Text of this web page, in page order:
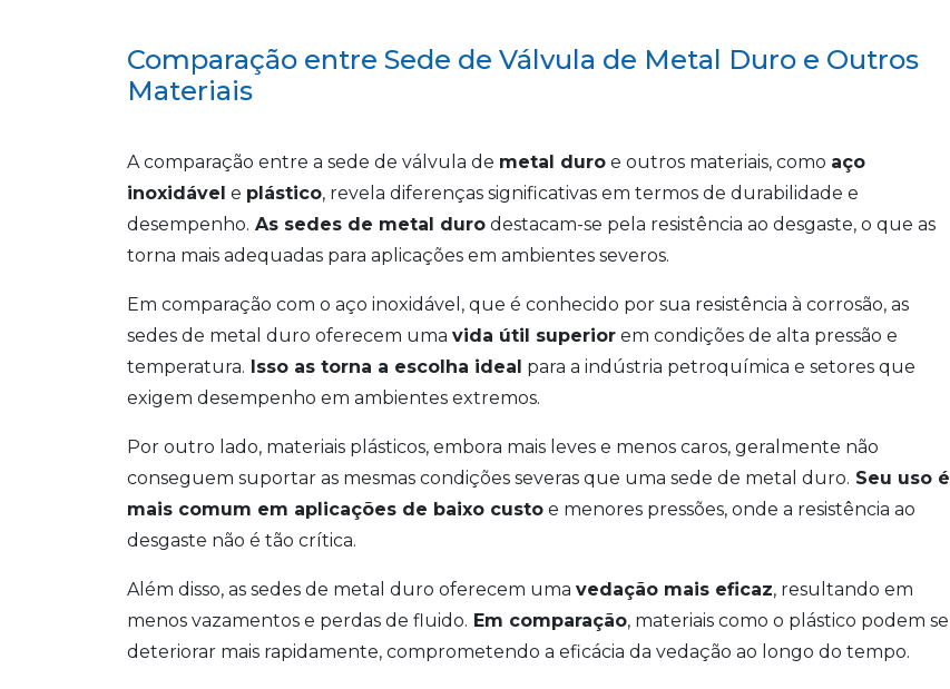
Comparação entre Sede de Válvula de Metal Duro e Outros
Materiais
A comparação entre a sede de válvula de metal duro e outros materiais, como aço
inoxidável e plástico, revela diferenças significativas em termos de durabilidade e
desempenho. As sedes de metal duro destacam-se pela resistência ao desgaste, o que as
torna mais adequadas para aplicações em ambientes severos.
Em comparação com o aço inoxidável, que é conhecido por sua resistência à corrosão, as
sedes de metal duro oferecem uma vida útil superior em condições de alta pressão e
temperatura. Isso as torna a escolha ideal para a indústria petroquímica e setores que
exigem desempenho em ambientes extremos.
Por outro lado, materiais plásticos, embora mais leves e menos caros, geralmente não
conseguem suportar as mesmas condições severas que uma sede de metal duro. Seu uso é
mais comum em aplicações de baixo custo e menores pressões, onde a resistência ao
desgaste não é tão crítica.
Além disso, as sedes de metal duro oferecem uma vedação mais eficaz, resultando em
menos vazamentos e perdas de fluido. Em comparação, materiais como o plástico podem se
deteriorar mais rapidamente, comprometendo a eficácia da vedação ao longo do tempo.